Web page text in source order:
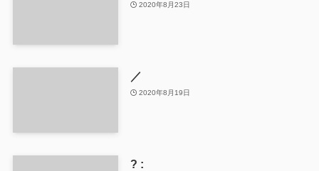
2020年8月23日
／
2020年8月19日
? :